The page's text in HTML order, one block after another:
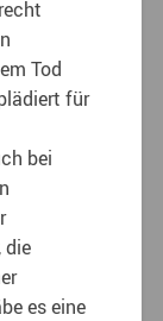
Tod
für
bei
die
es eine